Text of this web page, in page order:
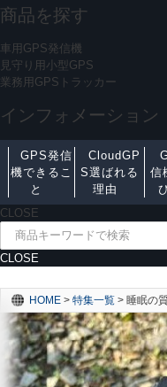
商品を探す
車用GPS発信機
見守り用小型GPS
業務用GPSトラッカー
インフォメーション
GPS発信
機できるこ
と
CloudGP
S選ばれる
理由
信
CLOSE
CLOSE
HOME > 特集一覧 > 睡眠の